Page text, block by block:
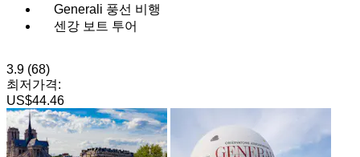
Generali 풍선 비행
센강 보트 투어
3.9 (68)
최저가격:
US$44.46